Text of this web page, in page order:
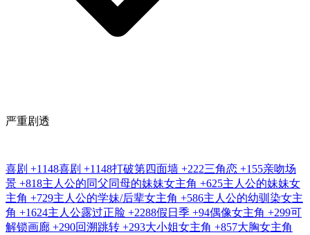
严重剧透
喜剧 +1148喜剧 +1148打破第四面墙 +222三角恋 +155亲吻场
景 +818主人公的同父同母的妹妹女主角 +625主人公的妹妹女
主角 +729主人公的学妹/后辈女主角 +586主人公的幼驯染女主
角 +1624主人公露过正脸 +2288假日季 +94偶像女主角 +299可
解锁画廊 +290回溯跳转 +293大小姐女主角 +857大胸女主角